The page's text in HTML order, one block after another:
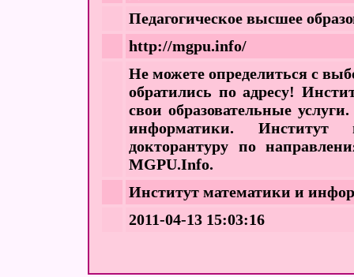
Педагогическое высшее
http://mgpu.info/
Не можете определиться с
обратились по адресу!
свои образовательные
информатики. Институт
докторантуру по
MGPU.Info.
Институт математики и
2011-04-13 15:03:16